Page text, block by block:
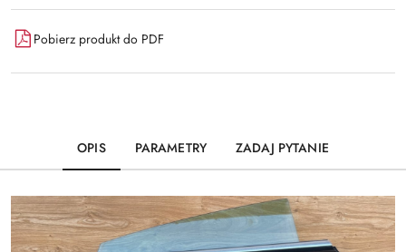
Pobierz produkt do PDF
OPIS PARAMETRY ZADAJ PYTANIE